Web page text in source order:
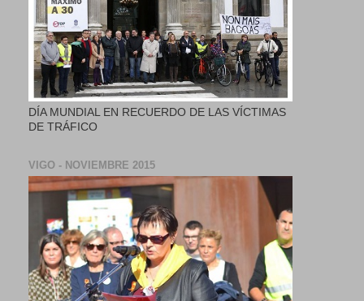
DÍA MUNDIAL EN RECUERDO DE LAS VÍCTIMAS
DE TRÁFICO
VIGO - NOVIEMBRE 2015